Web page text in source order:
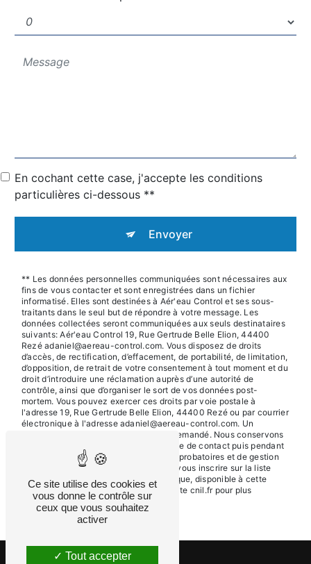
En cochant cette case, j'accepte les conditions
particulières ci-dessous **
Envoyer
** Les données personnelles communiquées sont nécessaires aux
fins de vous contacter et sont enregistrées dans un fichier
informatisé. Elles sont destinées à Aér'eau Control et ses sous-
traitants dans le seul but de répondre à votre message. Les
données collectées seront communiquées aux seuls destinataires
suivants: Aér'eau Control 19, Rue Gertrude Belle Elion, 44400
Rezé adaniel@aereau-control.com. Vous disposez de droits
d’accès, de rectification, d’effacement, de portabilité, de limitation,
d’opposition, de retrait de votre consentement à tout moment et du
droit d’introduire une réclamation auprès d’une autorité de
contrôle, ainsi que d’organiser le sort de vos données post-
mortem. Vous pouvez exercer ces droits par voie postale à
l'adresse 19, Rue Gertrude Belle Elion, 44400 Rezé ou par courrier
électronique à l'adresse adaniel@aereau-control.com. Un
justificatif d'identité pourra vous être demandé. Nous conservons
vos données pendant la période de prise de contact puis pendant
la durée de prescription légale aux fins probatoires et de gestion
des contentieux. Vous avez le droit de vous inscrire sur la liste
d'opposition au démarchage téléphonique, disponible à cette
adresse:Bloctel.gouv.fr. Consultez le site cnil.fr pour plus
d’informations sur vos droits.
Ce site utilise des cookies et
vous donne le contrôle sur
ceux que vous souhaitez
activer
Tout accepter